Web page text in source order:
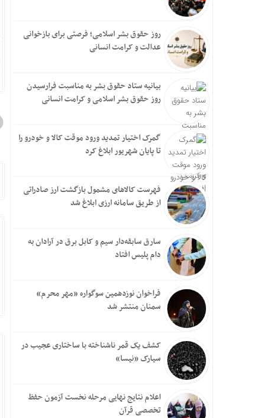
روز حقوق بشر اسلامی؛ فرصتی برای بازخوانی
عدالت و کرامت انسانی
بیانیه ستاد حقوق بشر به مناسبت فرارسیدن
روز حقوق بشر اسلامی و کرامت انسانی
گمرک اختیار تمدید ورود موقت کالا و خودرو را
تا پایان شهریور ابلاغ کرد
فهرست کالاهای مشمول بازگشت ارز صادراتی
از طریق سامانه ارزی ابلاغ شد
سارق سابقه‌دار سیم و کابل برق در آرادان به
دام پلیس افتاد
فراخوان نوزدهمین سوگواره «مهر محرم»
سمنان منتشر شد
کشف یک قمر ناشناخته با ساختاری عجیب در
سیارک «نیسا»
اعلام نتایج نهایی مرحله نخست آزمون حفظ
تخصصی قرآن